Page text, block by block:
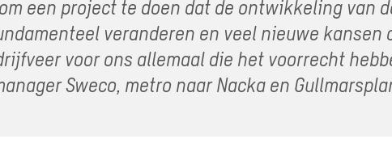
een project te doen dat de ontwikkeling van
veranderen en veel nieuwe
voor ons allemaal die het voorrecht
Sweco, metro naar Nacka en